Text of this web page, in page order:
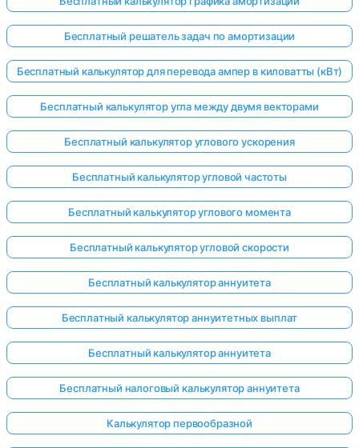
Бесплатный решатель задач по амортизации
Бесплатный калькулятор для перевода ампер в киловатты (кВт)
Бесплатный калькулятор угла между двумя векторами
Бесплатный калькулятор углового ускорения
Бесплатный калькулятор угловой частоты
Бесплатный калькулятор углового момента
Бесплатный калькулятор угловой скорости
Бесплатный калькулятор аннуитета
Бесплатный калькулятор аннуитетных выплат
Бесплатный калькулятор аннуитета
Бесплатный налоговый калькулятор аннуитета
Калькулятор первообразной